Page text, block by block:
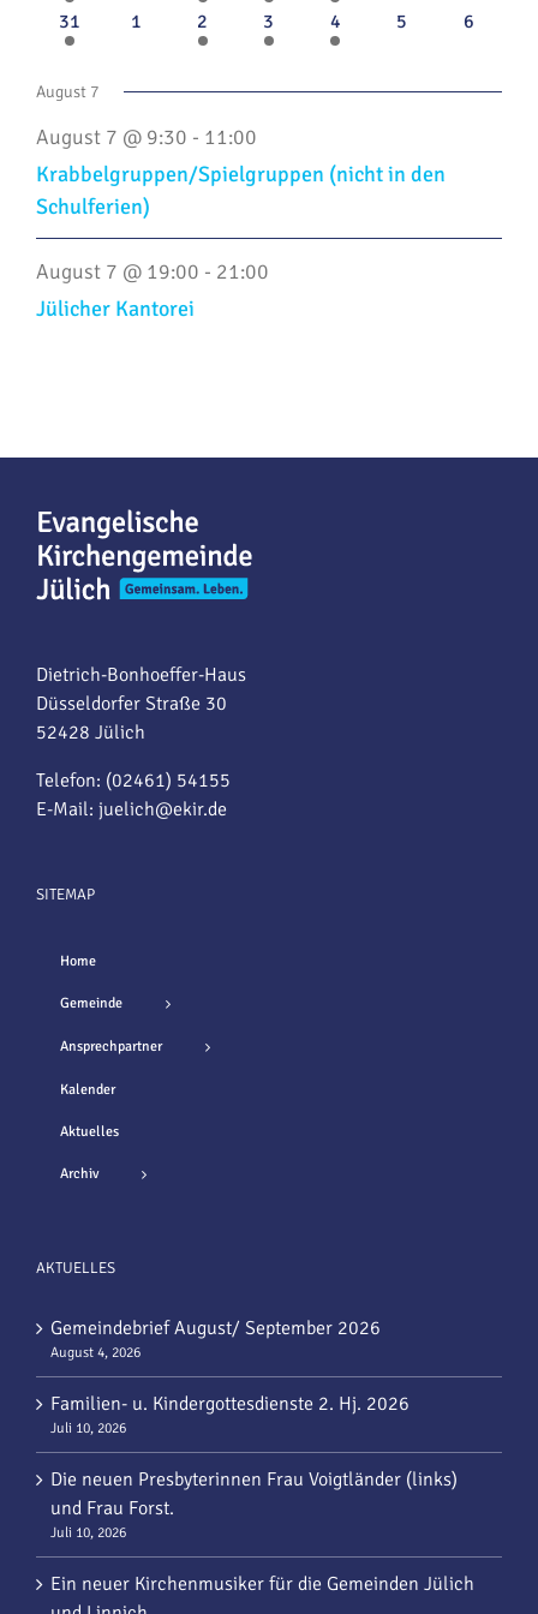
VeranstaltungVeranstaltungenVeranstaltungVeranstaltungVeranstaltungen
1
Veranstaltung
31
0
Veranstaltungen
1
1
Veranstaltung
2
2
Veranstaltungen
3
2
Veranstaltungen
4
0
5
0
6
August 7
August 7 @ 9:30 - 11:00
Krabbelgruppen/Spielgruppen (nicht in den
Schulferien)
August 7 @ 19:00 - 21:00
Jülicher Kantorei
Dietrich-Bonhoeffer-Haus
Düsseldorfer Straße 30
52428 Jülich
Telefon: (02461) 54155
E-Mail: juelich@ekir.de
SITEMAP
Home
Gemeinde
Ansprechpartner
Kalender
Aktuelles
Archiv
AKTUELLES
Gemeindebrief August/ September 2026
August 4, 2026
Familien- u. Kindergottesdienste 2. Hj. 2026
Juli 10, 2026
Die neuen Presbyterinnen Frau Voigtländer (links)
und Frau Forst.
Juli 10, 2026
Ein neuer Kirchenmusiker für die Gemeinden Jülich